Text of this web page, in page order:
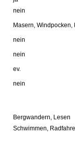
nein
Masern, Windpocken,
nein
nein
ev.
nein
Bergwandern, Lesen
Schwimmen,